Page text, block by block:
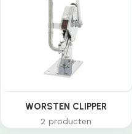
WORSTEN CLIPPER
2 producten